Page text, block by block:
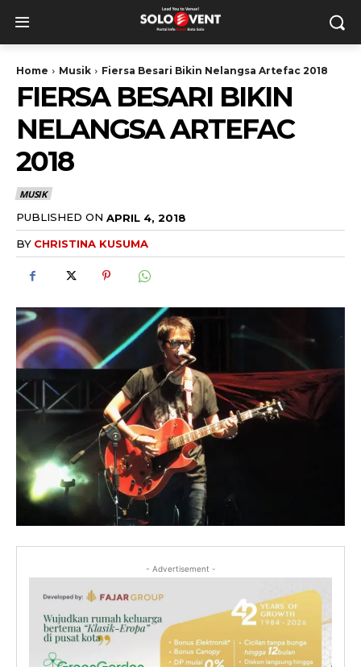
Home Musik Fiersa Besari Bikin Nelangsa Artefac 2018
FIERSA BESARI BIKIN
NELANGSA ARTEFAC
2018
MUSIK
PUBLISHED ON APRIL 4, 2018
BY CHRISTINA KUSUMA
- Advertisement -